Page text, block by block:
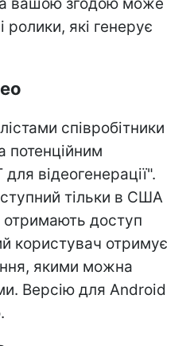
ролики, які генерує
співробітники
потенційним
відеогенерації".
тільки в США
отримають доступ
користувач отримує
якими можна
Версію для Android